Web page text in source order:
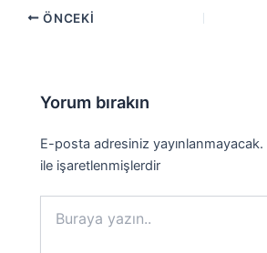
ÖNCEKI
Yorum bırakın
E-posta adresiniz yayınlanmayacak.
ile işaretlenmişlerdir
yazın..